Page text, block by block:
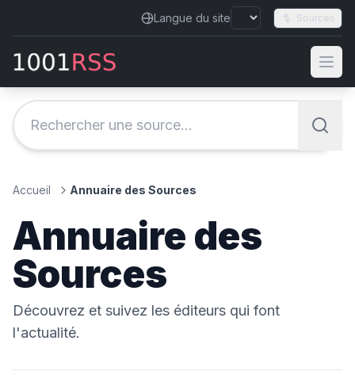
Langue du site Sources
Accueil Annuaire des Sources
Annuaire des
Sources
Découvrez et suivez les éditeurs qui font
l'actualité.